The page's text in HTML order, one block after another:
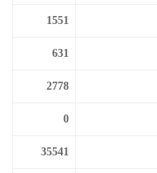
1551
631
2778
0
35541